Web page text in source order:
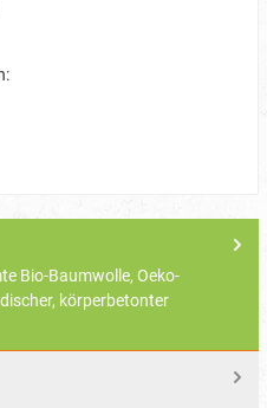
Bio-Baumwolle, Oeko-
körperbetonter